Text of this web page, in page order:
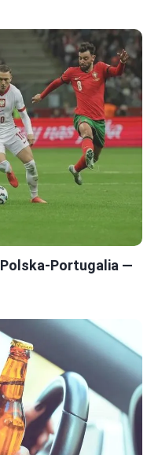
Portugalia —